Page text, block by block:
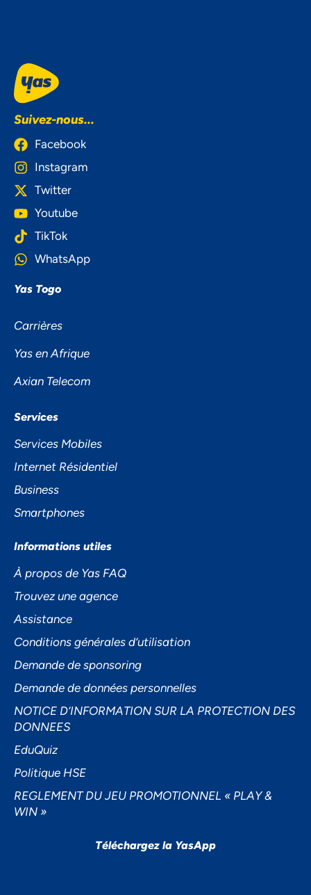
Suivez-nous...
Facebook
Instagram
Twitter
Youtube
TikTok
WhatsApp
Yas Togo
Carrières
Yas en Afrique
Axian Telecom
Services
Services Mobiles
Internet Résidentiel
Business
Smartphones
Informations utiles
À propos de Yas FAQ
Trouvez une agence
Assistance
Conditions générales d’utilisation
Demande de sponsoring
Demande de données personnelles
NOTICE D’INFORMATION SUR LA PROTECTION DES
DONNEES
EduQuiz
Politique HSE
REGLEMENT DU JEU PROMOTIONNEL « PLAY &
WIN »
Téléchargez la YasApp